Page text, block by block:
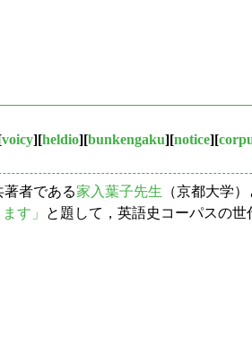
voicy][heldio][bunkengaku][notice][
著者である家入葉子先生 （京都大学
す」
と題して，英語史コーパスの